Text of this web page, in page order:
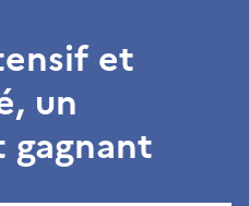
et
un